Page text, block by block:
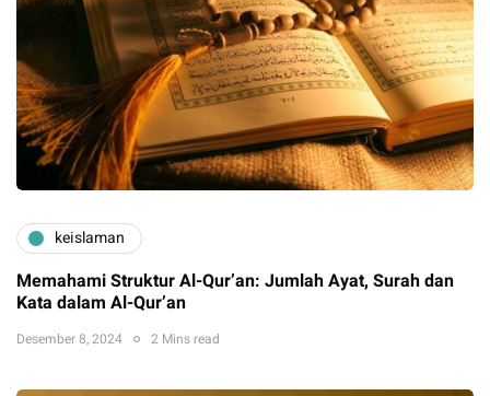
keislaman
Memahami Struktur Al-Qur’an: Jumlah Ayat, Surah dan
Kata dalam Al-Qur’an
Desember 8, 2024 2 Mins read